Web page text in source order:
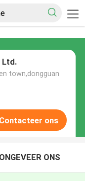
Ltd.
town,dongguan
Contacteer ons
ONGEVEER ONS